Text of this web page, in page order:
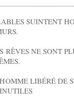
SUINTENT
RÊVES NE SONT
LIBÉRÉ DE